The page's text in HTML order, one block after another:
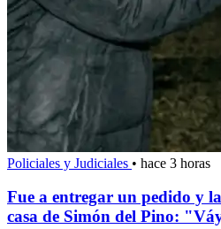
Policiales y Judiciales • hace 3 horas
Fue a entregar un pedido y
casa de Simón del Pino: